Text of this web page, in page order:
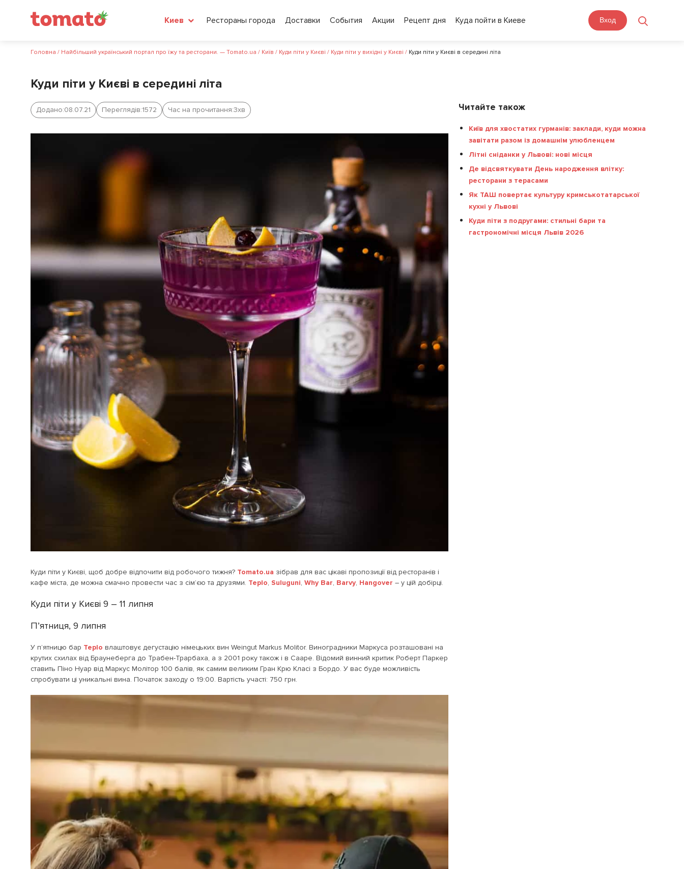
Киев Рестораны города Доставки События Акции Рецепт дня Куда пойти в Киеве Вход
Головна / Найбільший український портал про їжу та ресторани. — Tomato.ua / Київ / Куди піти у Києві / Куди піти у вихідні у Києві / Куди піти у Києві в середині літа
Куди піти у Києві в середині літа
Додано:08.07.21 Переглядів:1572 Час на прочитання:3хв
Куди піти у Києві, щоб добре відпочити від робочого тижня? Tomato.ua зібрав для вас цікаві пропозиції від ресторанів і
кафе міста, де можна смачно провести час з сім’єю та друзями. Teplo, Suluguni, Why Bar, Barvy, Hangover – у цій добірці.
Куди піти у Києві 9 – 11 липня
П’ятниця, 9 липня
У п’ятницю бар Teplo влаштовує дегустацію німецьких вин Weingut Markus Molitor. Виноградники Маркуса розташовані на
крутих схилах від Браунеберга до Трабен-Трарбаха, а з 2001 року також і в Сааре. Відомий винний критик Роберт Паркер
ставить Піно Нуар від Маркус Молітор 100 балів, як самим великим Гран Крю Класі з Бордо. У вас буде можливість
спробувати ці уникальні вина. Початок заходу о 19:00. Вартість участі: 750 грн.
Читайте також
Київ для хвостатих гурманів: заклади, куди можна
завітати разом із домашнім улюбленцем
Літні сніданки у Львові: нові місця
Де відсвяткувати День народження влітку:
ресторани з терасами
Як ТАШ повертає культуру кримськотатарської
кухні у Львові
Куди піти з подругами: стильні бари та
гастрономічні місця Львів 2026